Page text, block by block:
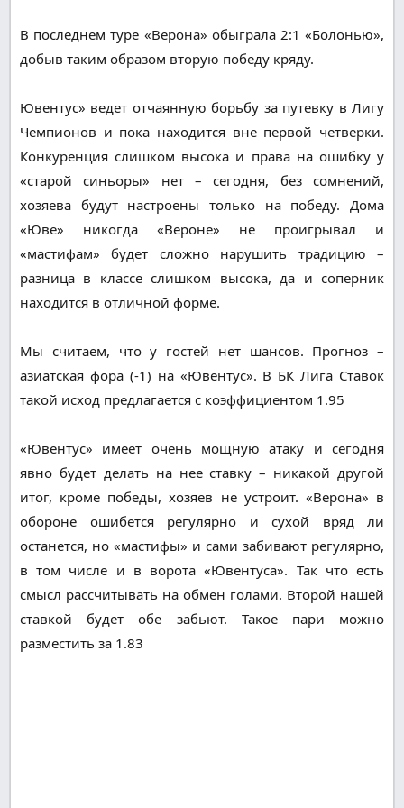
В последнем туре «Верона» обыграла 2:1 «Болонью»,
добыв таким образом вторую победу кряду.
Ювентус» ведет отчаянную борьбу за путевку в Лигу
Чемпионов и пока находится вне первой четверки.
Конкуренция слишком высока и права на ошибку у
«старой синьоры» нет – сегодня, без сомнений,
хозяева будут настроены только на победу. Дома
«Юве» никогда «Вероне» не проигрывал и
«мастифам» будет сложно нарушить традицию –
разница в классе слишком высока, да и соперник
находится в отличной форме.
Мы считаем, что у гостей нет шансов. Прогноз –
азиатская фора (-1) на «Ювентус». В БК Лига Ставок
такой исход предлагается с коэффициентом 1.95
«Ювентус» имеет очень мощную атаку и сегодня
явно будет делать на нее ставку – никакой другой
итог, кроме победы, хозяев не устроит. «Верона» в
обороне ошибется регулярно и сухой вряд ли
останется, но «мастифы» и сами забивают регулярно,
в том числе и в ворота «Ювентуса». Так что есть
смысл рассчитывать на обмен голами. Второй нашей
ставкой будет обе забьют. Такое пари можно
разместить за 1.83